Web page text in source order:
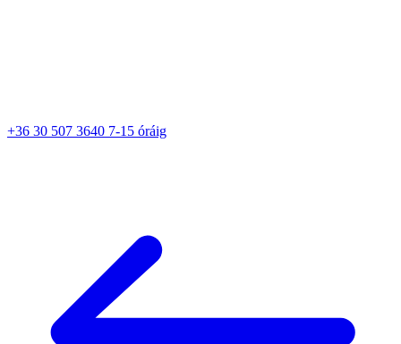
+36 30 507 3640 7-15 óráig